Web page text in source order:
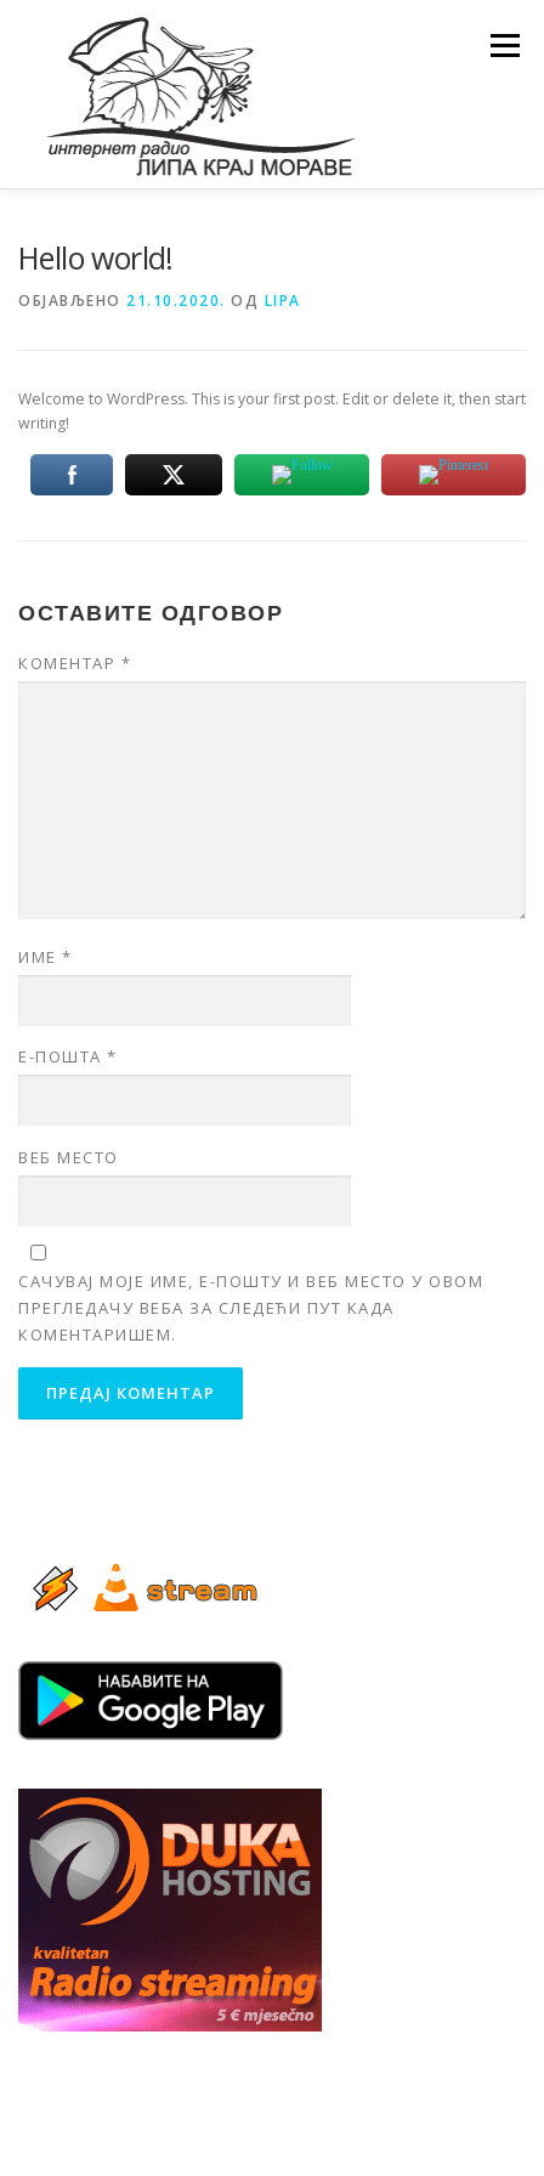
Hello world!
ОБЈАВЉЕНО 21.10.2020. ОД LIPA
Welcome to WordPress. This is your first post. Edit or delete it, then start
writing!
ОСТАВИТЕ ОДГОВОР
КОМЕНТАР *
ИМЕ *
Е-ПОШТА *
ВЕБ МЕСТО
САЧУВАЈ МОЈЕ ИМЕ, Е-ПОШТУ И ВЕБ МЕСТО У ОВОМ
ПРЕГЛЕДАЧУ ВЕБА ЗА СЛЕДЕЋИ ПУТ КАДА
КОМЕНТАРИШЕМ.